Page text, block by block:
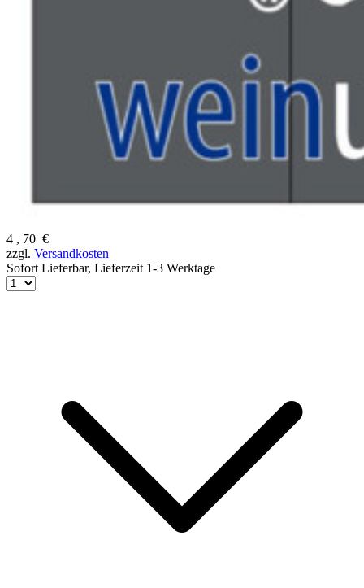
4 , 70 €
zzgl. Versandkosten
Sofort Lieferbar, Lieferzeit 1-3 Werktage